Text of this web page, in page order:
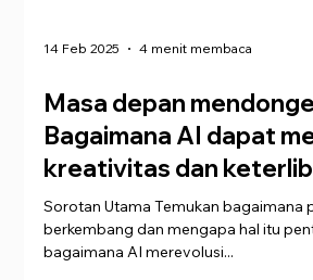
14 Feb 2025 4 menit membaca
Masa depan
Bagaimana AI dapat
kreativitas dan